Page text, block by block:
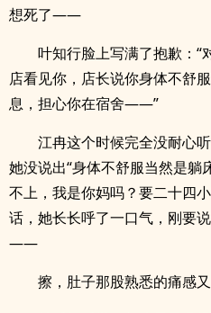
想死了——
叶知行脸上写满了抱歉：“
店看见你，店长说你身体不舒
息，担心你在宿舍——”
江冉这个时候完全没耐心
她没说出“身体不舒服当然是躺
不上，我是你妈吗？要二十四
话，她长长呼了一口气，刚要
——
擦，肚子那股熟悉的痛感又